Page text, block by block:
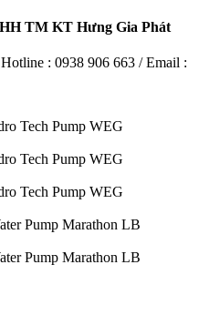
TM KT Hưng Gia Phát
: 0938 906 663 / Email :
Tech Pump WEG
Tech Pump WEG
Tech Pump WEG
Pump Marathon LB
Pump Marathon LB